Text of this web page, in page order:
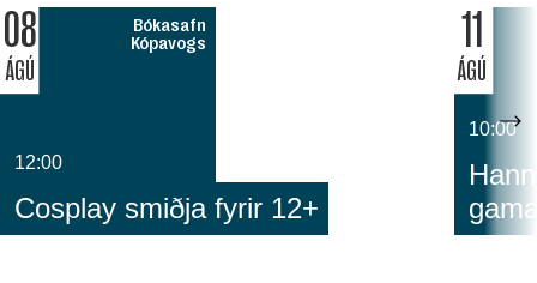
08
ÁGÚ
Bókasafn
Kópavogs
12:00
Cosplay smiðja fyrir 12+
11
ÁGÚ
10:00